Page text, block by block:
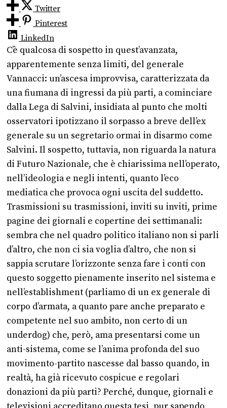
Twitter
Pinterest
LinkedIn
C’è qualcosa di sospetto in quest’avanzata,
apparentemente senza limiti, del generale
Vannacci: un’ascesa improvvisa, caratterizzata da
una fiumana di ingressi da più parti, a cominciare
dalla Lega di Salvini, insidiata al punto che molti
osservatori ipotizzano il sorpasso a breve dell’ex
generale su un segretario ormai in disarmo come
Salvini. Il sospetto, tuttavia, non riguarda la natura
di Futuro Nazionale, che è chiarissima nell’operato,
nell’ideologia e negli intenti, quanto l’eco
mediatica che provoca ogni uscita del suddetto.
Trasmissioni su trasmissioni, inviti su inviti, prime
pagine dei giornali e copertine dei settimanali:
sembra che nel quadro politico italiano non si parli
d’altro, che non ci sia voglia d’altro, che non si
sappia scrutare l’orizzonte senza fare i conti con
questo soggetto pienamente inserito nel sistema e
nell’establishment (parliamo di un ex generale di
corpo d’armata, a quanto pare anche preparato e
competente nel suo ambito, non certo di un
underdog) che, però, ama presentarsi come un
anti-sistema, come se l’anima profonda del suo
movimento-partito nascesse dal basso quando, in
realtà, ha già ricevuto cospicue e regolari
donazioni da più parti? Perché, dunque, giornali e